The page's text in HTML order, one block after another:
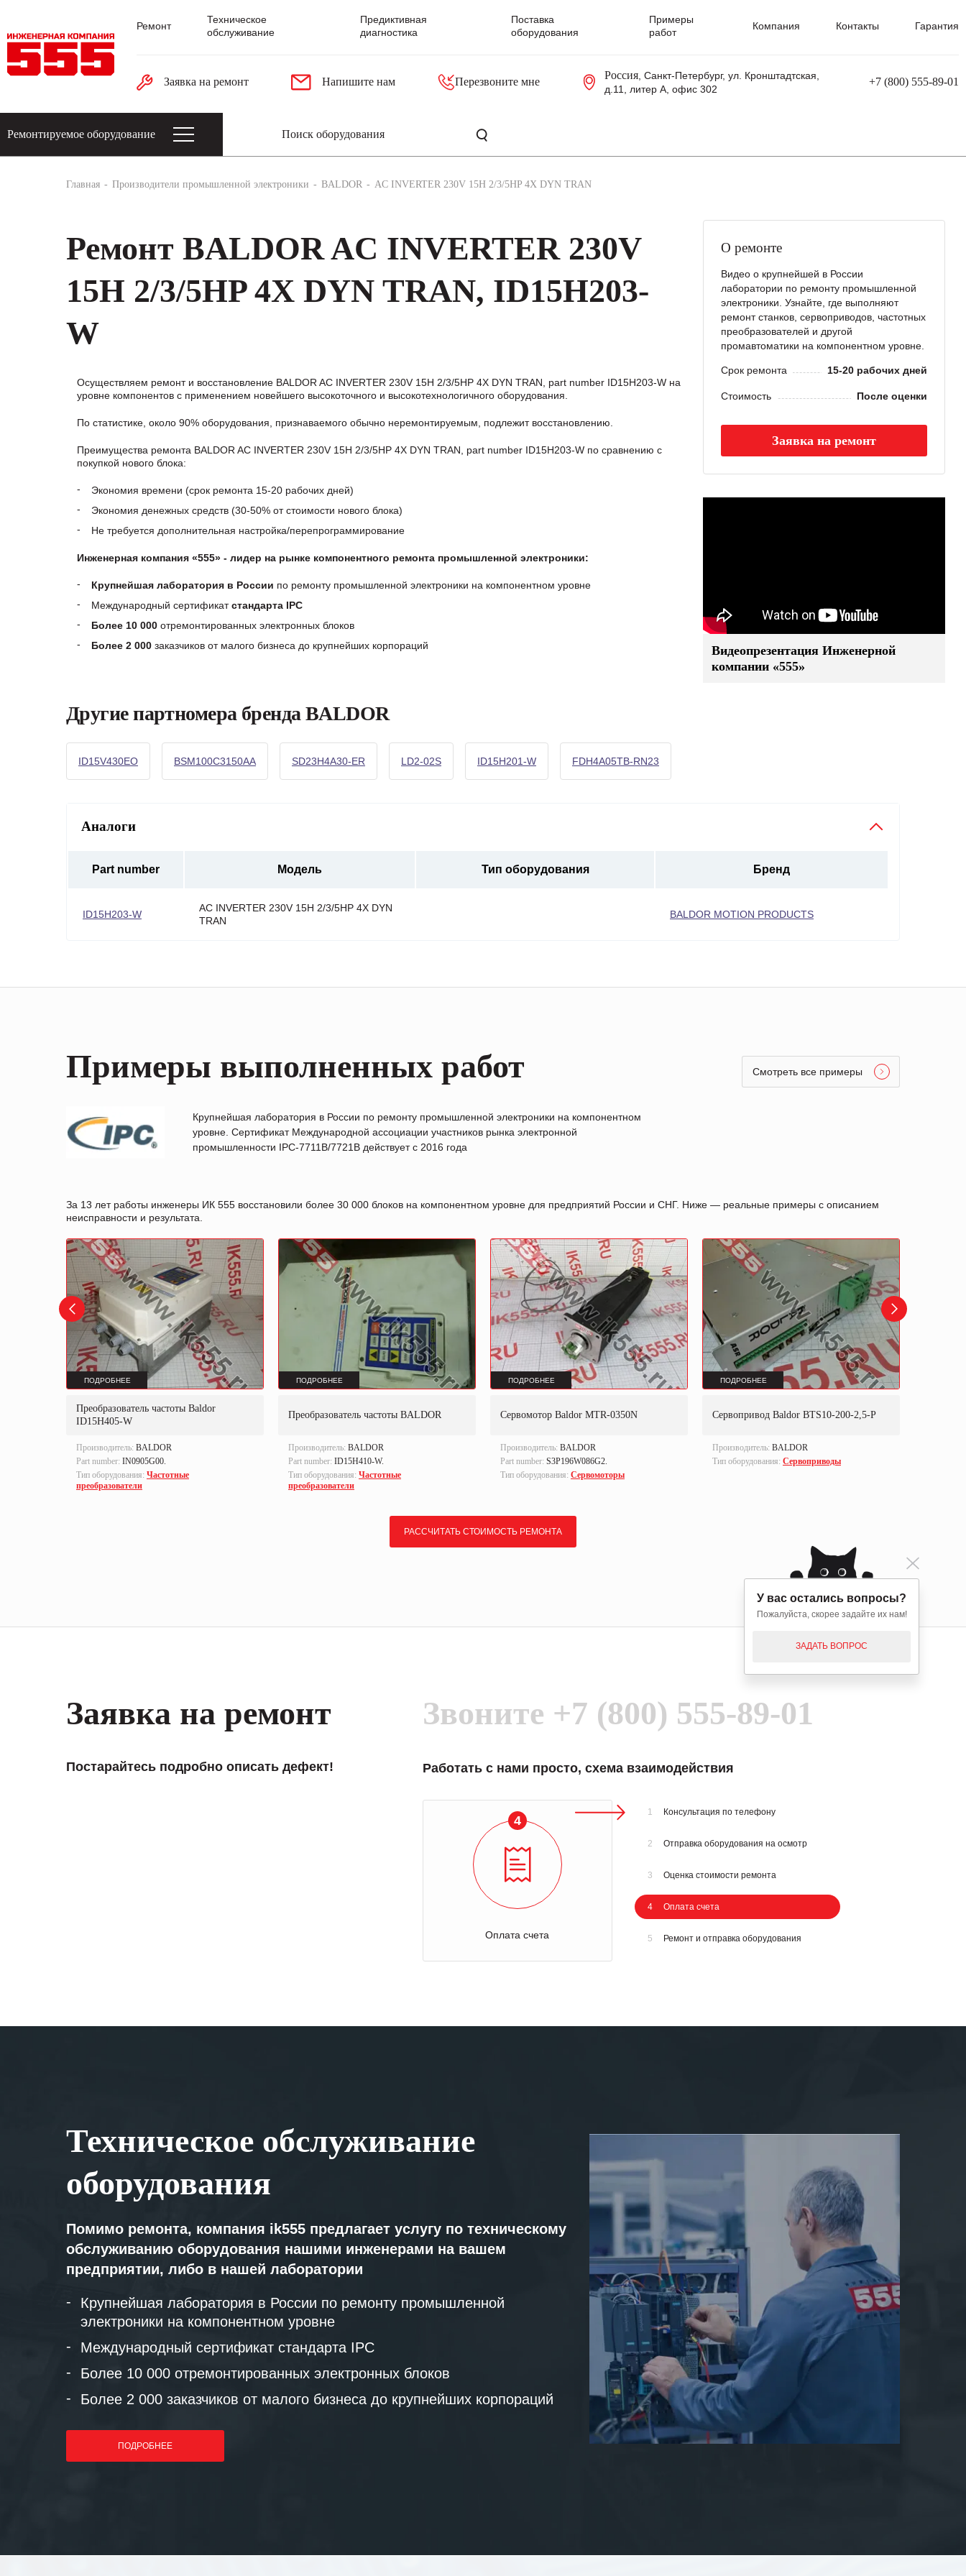
Ремонт
Техническое
обслуживание
Предиктивная
диагностика
Поставка
оборудования
Примеры
работ
Компания Контакты Гарантия
Заявка на ремонт Напишите нам Перезвоните мне
Россия, Санкт-Петербург, ул. Кронштадтская,
д.11, литер А, офис 302
+7 (800) 555-89-01
Ремонтируемое оборудование
Главная Производители промышленной электроники BALDOR AC INVERTER 230V 15H 2/3/5HP 4X DYN TRAN
Ремонт BALDOR AC INVERTER 230V
15H 2/3/5HP 4X DYN TRAN, ID15H203-
W
Осуществляем ремонт и восстановление BALDOR AC INVERTER 230V 15H 2/3/5HP 4X DYN TRAN, part number ID15H203-W на
уровне компонентов с применением новейшего высокоточного и высокотехнологичного оборудования.
По статистике, около 90% оборудования, признаваемого обычно неремонтируемым, подлежит восстановлению.
Преимущества ремонта BALDOR AC INVERTER 230V 15H 2/3/5HP 4X DYN TRAN, part number ID15H203-W по сравнению с
покупкой нового блока:
Экономия времени (срок ремонта 15-20 рабочих дней)
Экономия денежных средств (30-50% от стоимости нового блока)
Не требуется дополнительная настройка/перепрограммирование
Инженерная компания «555» - лидер на рынке компонентного ремонта промышленной электроники:
Крупнейшая лаборатория в России по ремонту промышленной электроники на компонентном уровне
Международный сертификатстандарта IPC
Более 10 000 отремонтированных электронных блоков
Более 2 000 заказчиков от малого бизнеса до крупнейших корпораций
Другие партномера бренда BALDOR
ID15V430EO BSM100C3150AA SD23H4A30-ER LD2-02S ID15H201-W FDH4A05TB-RN23
О ремонте
Видео о крупнейшей в России
лаборатории по ремонту промышленной
электроники. Узнайте, где выполняют
ремонт станков, сервоприводов, частотных
преобразователей и другой
промавтоматики на компонентном уровне.
Срок ремонта 15-20 рабочих дней
Стоимость После оценки
Заявка на ремонт
Видеопрезентация Инженерной
компании «555»
Аналоги
Part number Модель Тип оборудования Бренд
ID15H203-W
AC INVERTER 230V 15H 2/3/5HP 4X DYN
TRAN
BALDOR MOTION PRODUCTS
Примеры выполненных работ
Крупнейшая лаборатория в России по ремонту промышленной электроники на компонентном
уровне. Сертификат Международной ассоциации участников рынка электронной
промышленности IPC-7711B/7721B действует с 2016 года
Смотреть все примеры
За 13 лет работы инженеры ИК 555 восстановили более 30 000 блоков на компонентном уровне для предприятий России и СНГ. Ниже — реальные примеры с описанием
неисправности и результата.
ПОДРОБНЕЕ
Преобразователь частоты Baldor
ID15H405-W
Производитель: BALDOR
Part number: IN0905G00.
Тип оборудования: Частотные
преобразователи
ПОДРОБНЕЕ
Преобразователь частоты BALDOR
Производитель: BALDOR
Part number: ID15H410-W.
Тип оборудования: Частотные
преобразователи
ПОДРОБНЕЕ
Сервомотор Baldor MTR-0350N
Производитель: BALDOR
Part number: S3P196W086G2.
Тип оборудования: Сервомоторы
ПОДРОБНЕЕ
Сервопривод Baldor BTS10-200-2,5-P
Производитель: BALDOR
Тип оборудования: Сервоприводы
РАССЧИТАТЬ СТОИМОСТЬ РЕМОНТА
Заявка на ремонт
Постарайтесь подробно описать дефект!
Звоните +7 (800) 555-89-01
Работать с нами просто, схема взаимодействия
4
Оплата счета
1 Консультация по телефону
2 Отправка оборудования на осмотр
3 Оценка стоимости ремонта
4 Оплата счета
5 Ремонт и отправка оборудования
Техническое обслуживание
оборудования
Помимо ремонта, компания ik555 предлагает услугу по техническому
обслуживанию оборудования нашими инженерами на вашем
предприятии, либо в нашей лаборатории
Крупнейшая лаборатория в России по ремонту промышленной
электроники на компонентном уровне
Международный сертификат стандарта IPC
Более 10 000 отремонтированных электронных блоков
Более 2 000 заказчиков от малого бизнеса до крупнейших корпораций
ПОДРОБНЕЕ
У вас остались вопросы?
Пожалуйста, скорее задайте их нам!
ЗАДАТЬ ВОПРОС